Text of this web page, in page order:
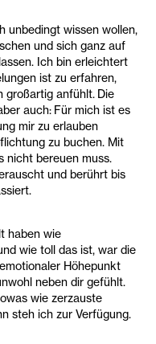
unbedingt wissen wollen,
und sich ganz auf
Ich bin erleichtert
ist zu erfahren,
großartig anfühlt. Die
auch: Für mich ist es
mir zu erlauben
zu buchen. Mit
nicht bereuen muss.
und berührt bis
haben wie
wie toll das ist, war die
Höhepunkt
neben dir gefühlt.
wie zerzauste
steh ich zur Verfügung.